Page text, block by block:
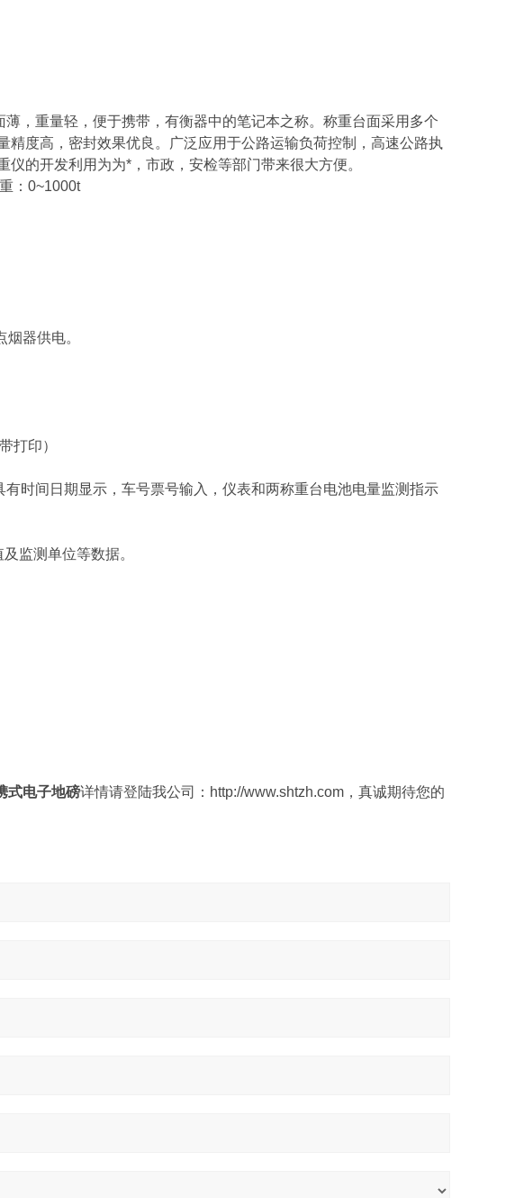
，重量轻，便于携带，有衡器中的笔记本之称。称重台面采用多个
度高，密封效果优良。广泛应用于公路运输负荷控制，高速公路执
的开发利用为为*，市政，安检等部门带来很大方便。
重：0~1000t
器供电。
打印）
时间日期显示，车号票号输入，仪表和两称重台电池电量监测指示
监测单位等数据。
式电子地磅详情请登陆我公司： http://www.shtzh.com ，真诚期待您的